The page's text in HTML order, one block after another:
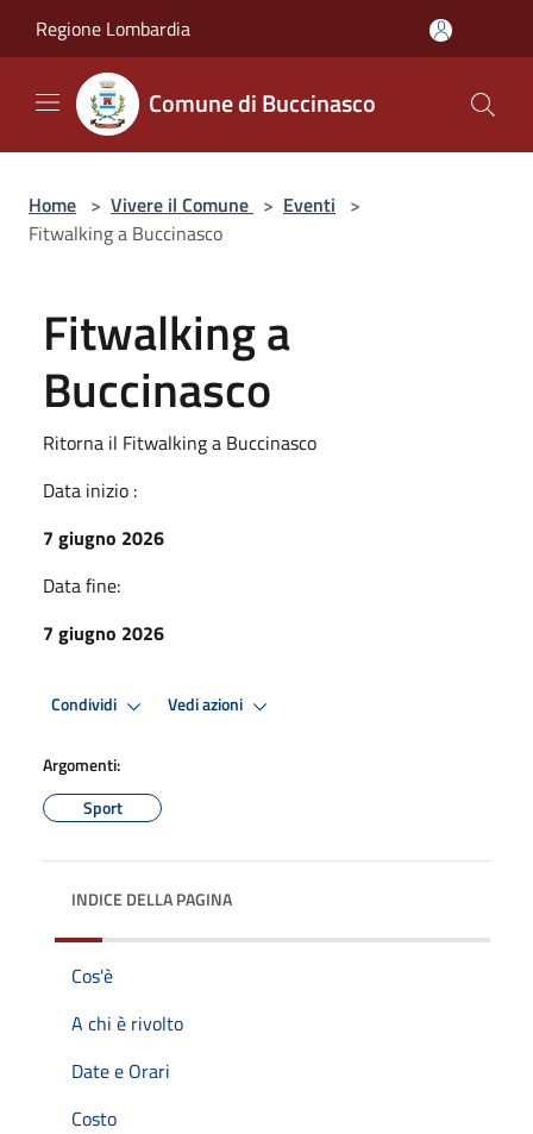
Regione Lombardia
Comune di Buccinasco
Home > Vivere il Comune > Eventi >
Fitwalking a Buccinasco
Fitwalking a
Buccinasco
Ritorna il Fitwalking a Buccinasco
Data inizio :
7 giugno 2026
Data fine:
7 giugno 2026
Condividi Vedi azioni
Argomenti:
Sport
INDICE DELLA PAGINA
Cos'è
A chi è rivolto
Date e Orari
Costo